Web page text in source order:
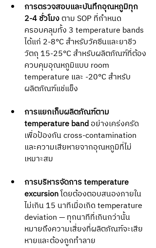
การตรวจสอบและบันทึกอุณหภูมิทุก
2-4 ชั่วโมง ตาม SOP ที่กำหนด
ครอบคลุมทั้ง 3 temperature bands
ได้แก่ 2-8°C สำหรับวัคซีนและยาชีว
วัตถุ 15-25°C สำหรับผลิตภัณฑ์ที่ต้อง
ควบคุมอุณหภูมิแบบ room
temperature และ -20°C สำหรับ
ผลิตภัณฑ์แช่แข็ง
การแยกเก็บผลิตภัณฑ์ตาม
temperature band อย่างเคร่งครัด
เพื่อป้องกัน cross-contamination
และความเสียหายจากอุณหภูมิที่ไม่
เหมาะสม
การบริหารจัดการ temperature
excursion โดยต้องตอบสนองภายใน
ไม่เกิน 15 นาทีเมื่อเกิด temperature
deviation — ทุกนาทีที่เกินกว่านั้น
หมายถึงความเสี่ยงที่ผลิตภัณฑ์จะเสีย
หายและต้องถูกทำลาย